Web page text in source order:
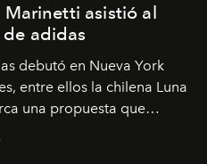
asistió al
adidas
debutó en Nueva York
entre ellos la chilena Luna
una propuesta que